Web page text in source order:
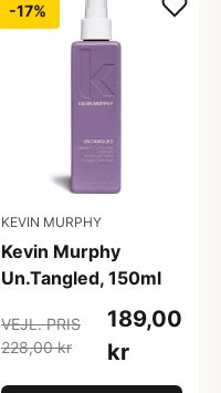
-17%
KEVIN MURPHY
Kevin Murphy
Un.Tangled, 150ml
VEJL. PRIS
228,00 kr
189,00
kr